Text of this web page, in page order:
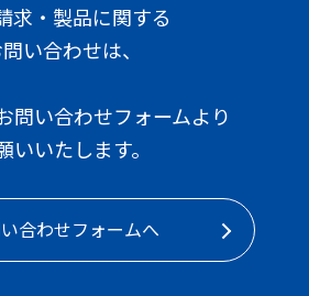
求・製品に関する
い合わせは、
問い合わせフォームより
いいたします。
合わせフォームへ